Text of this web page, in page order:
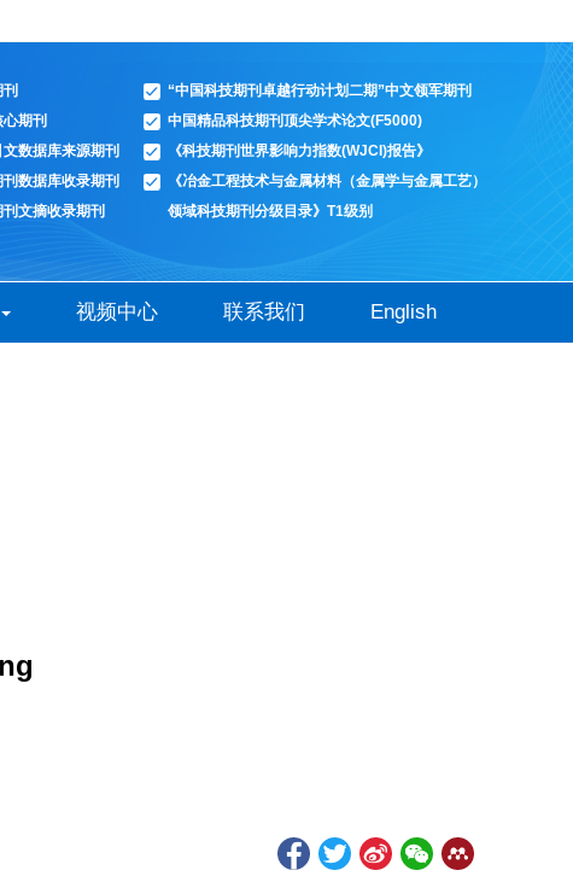
“中国科技期刊卓越行动计划二期”中文领军期刊
中国精品科技期刊顶尖学术论文(F5000)
《科技期刊世界影响力指数(WJCI)报告》
《冶金工程技术与金属材料（金属学与金属工艺）
领域科技期刊分级目录》T1级别
期刊
数据库来源期刊
数据库收录期刊
文摘收录期刊
视频中心 联系我们 English